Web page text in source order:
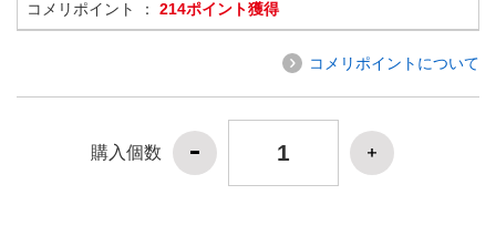
コメリポイント ： 214ポイント獲得
コメリポイントについて
購入個数